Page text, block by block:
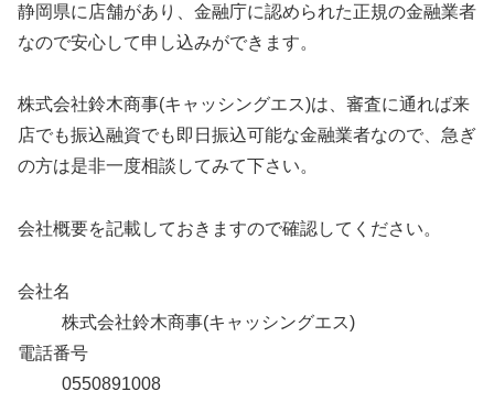
静岡県に店舗があり、金融庁に認められた正規の金融業者
なので安心して申し込みができます。
株式会社鈴木商事(キャッシングエス)は、審査に通れば来
店でも振込融資でも即日振込可能な金融業者なので、急ぎ
の方は是非一度相談してみて下さい。
会社概要を記載しておきますので確認してください。
会社名
株式会社鈴木商事(キャッシングエス)
電話番号
0550891008